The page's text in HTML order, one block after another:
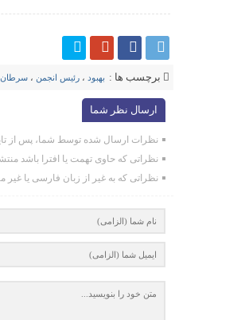
برچسب ها : بهبود ، رئیس انجمن ، سرطان
ارسال نظر شما
نظرات ارسال شده توسط شما، پس از
نظراتی که حاوی تهمت یا افترا باشد
نظراتی که به غیر از زبان فارسی یا غیر